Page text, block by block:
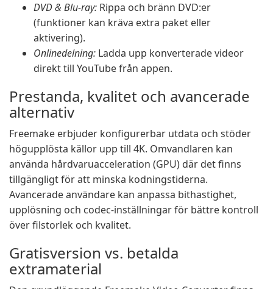
DVD & Blu-ray: Rippa och bränn DVD:er
(funktioner kan kräva extra paket eller
aktivering).
Onlinedelning: Ladda upp konverterade videor
direkt till YouTube från appen.
Prestanda, kvalitet och avancerade
alternativ
Freemake erbjuder konfigurerbar utdata och stöder
högupplösta källor upp till 4K. Omvandlaren kan
använda hårdvaruacceleration (GPU) där det finns
tillgängligt för att minska kodningstiderna.
Avancerade användare kan anpassa bithastighet,
upplösning och codec-inställningar för bättre kontroll
över filstorlek och kvalitet.
Gratisversion vs. betalda
extramaterial